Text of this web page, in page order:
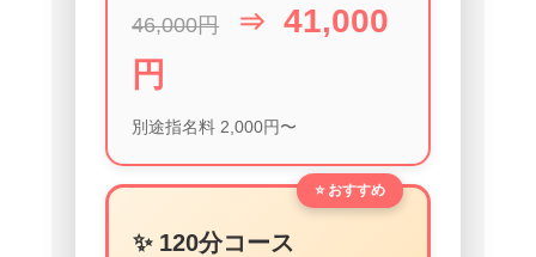
46,000円 ⇒ 41,000
円
別途指名料 2,000円〜
⭐ おすすめ
✨ 120分コース